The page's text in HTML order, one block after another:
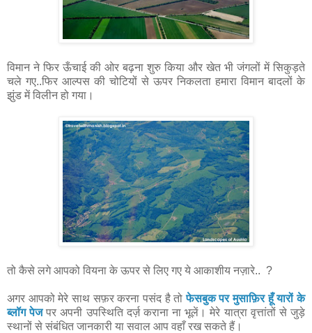
विमान ने फिर ऊँचाई की ओर बढ़ना शुरु किया और खेत भी जंगलों में सिकुड़ते
चले गए..फिर आल्पस की चोटियों से ऊपर निकलता हमारा विमान बादलों के
झुंड में विलीन हो गया।
तो कैसे लगे आपको वियना के ऊपर से लिए गए ये आकाशीय नज़ारे.. ?
अगर आपको मेरे साथ सफ़र करना पसंद है तोफेसबुक पर मुसाफ़िर हूँ यारों के
ब्लॉग पेजपर अपनी उपस्थिति दर्ज़ कराना ना भूलें। मेरे यात्रा वृत्तांतों से जुड़े
स्थानों से संबंधित जानकारी या सवाल आप वहाँ रख सकते हैं।